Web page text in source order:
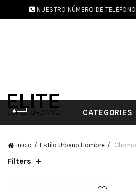
NUESTRO NÚMERO DE
CATEGORIES
Inicio Estilo Urbano Hombre
Filters